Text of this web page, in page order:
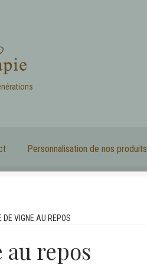
Personnalisation de nos produits
DE VIGNE AU REPOS
repos